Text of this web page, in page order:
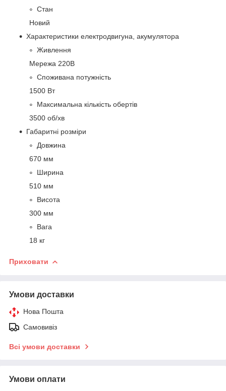
Стан
Новий
Характеристики електродвигуна, акумулятора
Живлення
Мережа 220В
Споживана потужність
1500 Вт
Максимальна кількість обертів
3500 об/хв
Габаритні розміри
Довжина
670 мм
Ширина
510 мм
Висота
300 мм
Вага
18 кг
Приховати
Умови доставки
Нова Пошта
Самовивіз
Всі умови доставки
Умови оплати